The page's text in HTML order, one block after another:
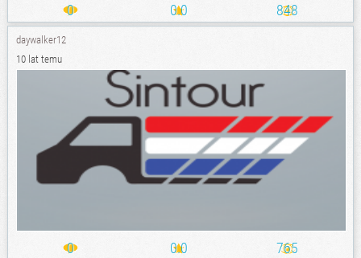
0 0.0 848
daywalker12
10 lat temu
0 0.0 765